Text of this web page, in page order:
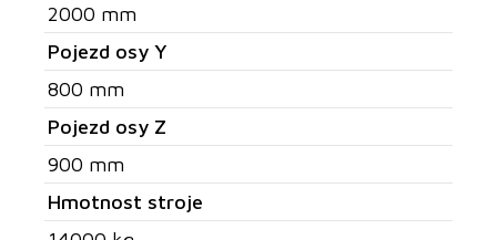
2000 mm
Pojezd osy Y
800 mm
Pojezd osy Z
900 mm
Hmotnost stroje